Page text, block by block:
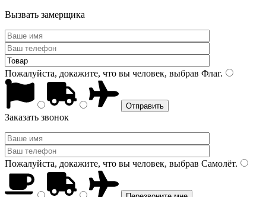
Вызвать замерщика
Пожалуйста, докажите, что вы человек, выбрав Флаг.
Заказать звонок
Пожалуйста, докажите, что вы человек, выбрав Самолёт.